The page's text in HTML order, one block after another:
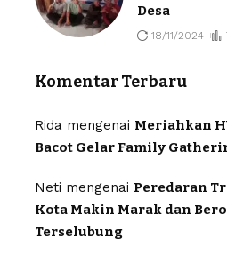
Desa
18/11/2024
Komentar Terbaru
Rida mengenai Meriahkan
Bacot Gelar Family
Neti mengenai Peredaran
Kota Makin Marak dan
Terselubung